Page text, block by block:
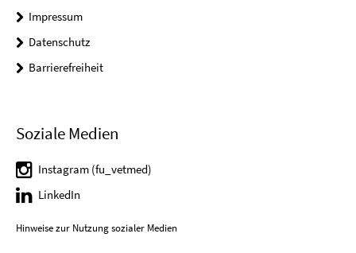
Impressum
Datenschutz
Barrierefreiheit
Soziale Medien
Instagram (fu_vetmed)
LinkedIn
Hinweise zur Nutzung sozialer Medien